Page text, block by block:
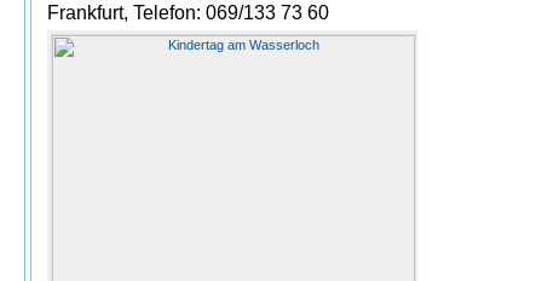
Frankfurt, Telefon: 069/133 73 60